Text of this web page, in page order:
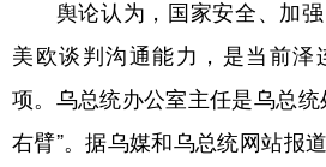
English Español
Русский язык
舆论认为，国家安全、加强
美欧谈判沟通能力，是当前泽
项。乌总统办公室主任是乌总统
右臂”。据乌媒和乌总统网站报